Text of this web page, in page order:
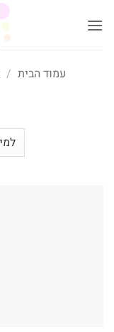
לתוכן
עמוד הבית /